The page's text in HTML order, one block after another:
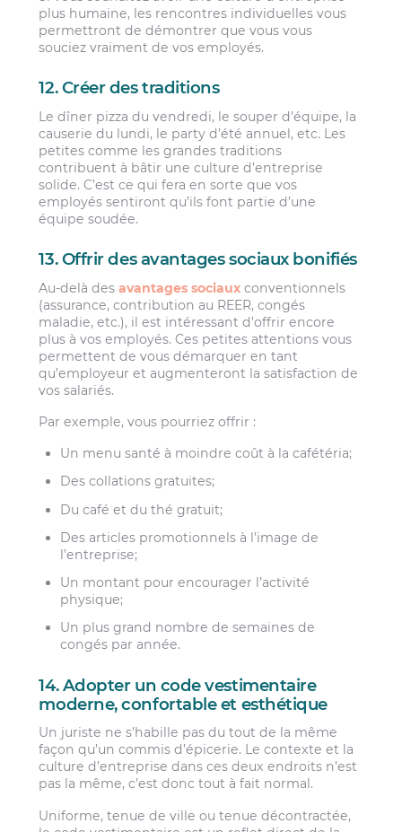
plus humaine, les rencontres individuelles vous
permettront de démontrer que vous vous
souciez vraiment de vos employés.
12. Créer des traditions
Le dîner pizza du vendredi, le souper d’équipe, la
causerie du lundi, le party d’été annuel, etc. Les
petites comme les grandes traditions
contribuent à bâtir une culture d’entreprise
solide. C’est ce qui fera en sorte que vos
employés sentiront qu’ils font partie d’une
équipe soudée.
13. Offrir des avantages sociaux bonifiés
Au-delà desavantages sociaux conventionnels
(assurance, contribution au REER, congés
maladie, etc.), il est intéressant d’offrir encore
plus à vos employés. Ces petites attentions vous
permettent de vous démarquer en tant
qu’employeur et augmenteront la satisfaction de
vos salariés.
Par exemple, vous pourriez offrir :
Un menu santé à moindre coût à la cafétéria;
Des collations gratuites;
Du café et du thé gratuit;
Des articles promotionnels à l’image de
l’entreprise;
Un montant pour encourager l’activité
physique;
Un plus grand nombre de semaines de
congés par année.
14. Adopter un code vestimentaire
moderne, confortable et esthétique
Un juriste ne s’habille pas du tout de la même
façon qu’un commis d’épicerie. Le contexte et la
culture d’entreprise dans ces deux endroits n’est
pas la même, c’est donc tout à fait normal.
Uniforme, tenue de ville ou tenue décontractée,